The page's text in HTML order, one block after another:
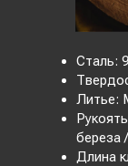
Сталь:
Литье:
береза
Длина